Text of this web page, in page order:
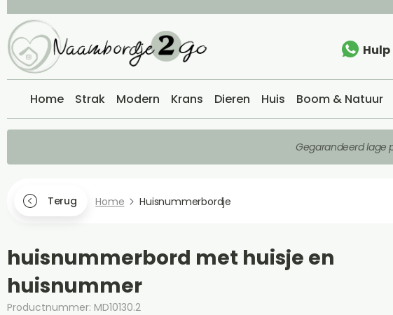
Home Strak Modern Krans Dieren Huis Boom & Natuur
Gegarandeerd lage
Terug Home Huisnummerbordje
huisnummerbord met huisje en
huisnummer
Productnummer: MD10130.2